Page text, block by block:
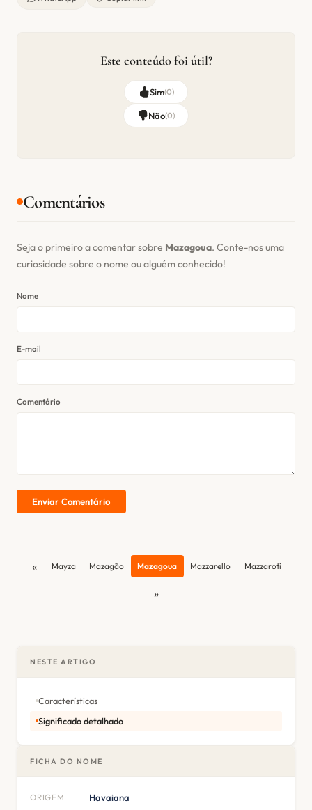
Este conteúdo foi útil?
Sim(0)
Não(0)
Comentários
Seja o primeiro a comentar sobre Mazagoua. Conte-nos uma
curiosidade sobre o nome ou alguém conhecido!
Nome
E-mail
Comentário
Enviar Comentário
« Mayza Mazagão Mazagoua Mazzarello Mazzaroti
»
NESTE ARTIGO
Características
Significado detalhado
FICHA DO NOME
ORIGEM Havaiana